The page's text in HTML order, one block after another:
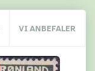
VI ANBEFALER